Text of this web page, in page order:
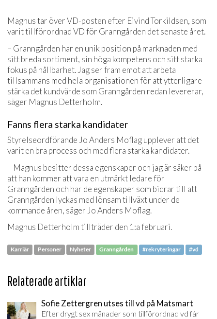
Magnus tar över VD-posten efter Eivind Torkildsen, som
varit tillförordnad VD för Granngården det senaste året.
– Granngården har en unik position på marknaden med
sitt breda sortiment, sin höga kompetens och sitt starka
fokus på hållbarhet. Jag ser fram emot att arbeta
tillsammans med hela organisationen för att ytterligare
stärka det kundvärde som Granngården redan levererar,
säger Magnus Detterholm.
Fanns flera starka kandidater
Styrelseordförande Jo Anders Moflag upplever att det
varit en bra process och med flera starka kandidater.
– Magnus besitter dessa egenskaper och jag är säker på
att han kommer att vara en utmärkt ledare för
Granngården och har de egenskaper som bidrar till att
Granngården lyckas med lönsam tillväxt under de
kommande åren, säger Jo Anders Moflag.
Magnus Detterholm tillträder den 1:a februari.
Karriär Personer Nyheter Granngården #rekryteringar #vd
Relaterade artiklar
Sofie Zettergren utses till vd på Matsmart
Efter drygt sex månader som tillförordnad vd får